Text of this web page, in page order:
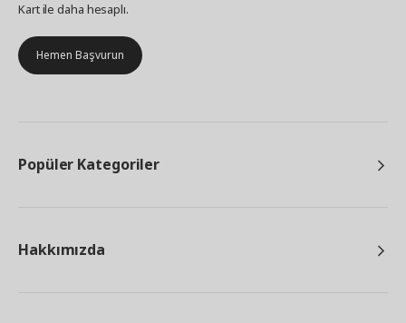
Kart ile daha hesaplı.
Hemen Başvurun
Popüler Kategoriler
Hakkımızda